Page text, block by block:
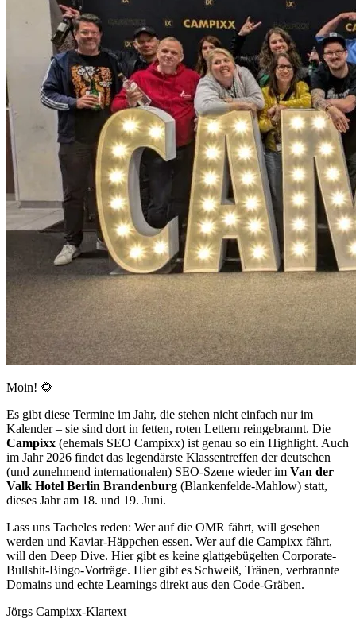
Moin! 🌻
Es gibt diese Termine im Jahr, die stehen nicht einfach nur im
Kalender – sie sind dort in fetten, roten Lettern reingebrannt. Die
Campixx (ehemals SEO Campixx) ist genau so ein Highlight. Auch
im Jahr 2026 findet das legendärste Klassentreffen der deutschen
(und zunehmend internationalen) SEO-Szene wieder im Van der
Valk Hotel Berlin Brandenburg (Blankenfelde-Mahlow) statt,
dieses Jahr am 18. und 19. Juni.
Lass uns Tacheles reden: Wer auf die OMR fährt, will gesehen
werden und Kaviar-Häppchen essen. Wer auf die Campixx fährt,
will den Deep Dive. Hier gibt es keine glattgebügelten Corporate-
Bullshit-Bingo-Vorträge. Hier gibt es Schweiß, Tränen, verbrannte
Domains und echte Learnings direkt aus den Code-Gräben.
Jörgs Campixx-Klartext